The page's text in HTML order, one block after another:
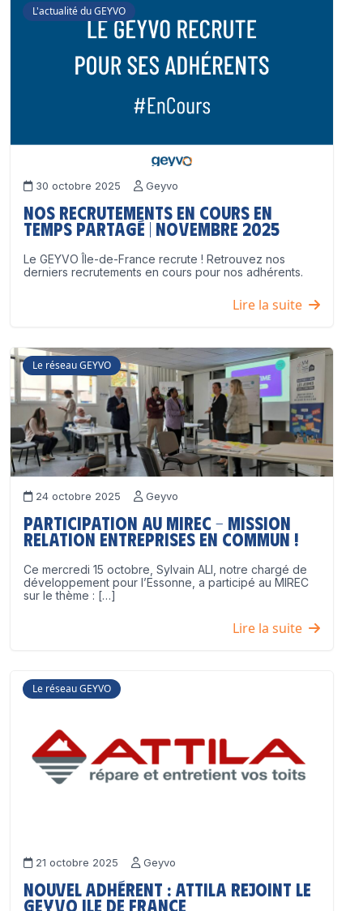
L'actualité du GEYVO
30 octobre 2025 Geyvo
Nos recrutements en cours en
temps partagé | Novembre 2025
Le GEYVO Île-de-France recrute ! Retrouvez nos
derniers recrutements en cours pour nos adhérents.
Lire la suite
Le réseau GEYVO
24 octobre 2025 Geyvo
Participation au MIREC – Mission
Relation Entreprises en Commun !
Ce mercredi 15 octobre, Sylvain ALI, notre chargé de
développement pour l’Essonne, a participé au MIREC
sur le thème : […]
Lire la suite
Le réseau GEYVO
21 octobre 2025 Geyvo
Nouvel adhérent : ATTILA rejoint le
GEYVO Ile de France